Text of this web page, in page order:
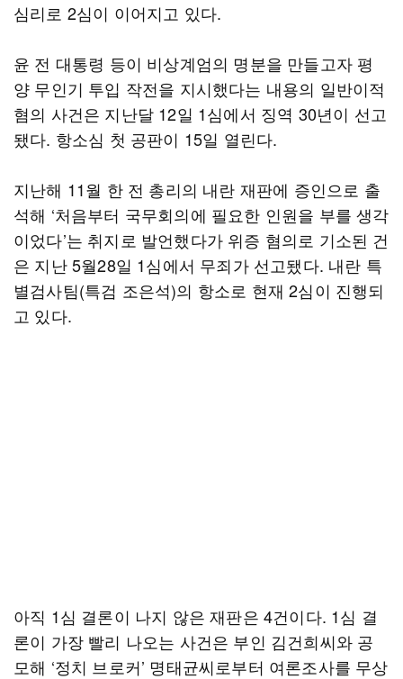
심리로 2심이 이어지고 있다.
윤 전 대통령 등이 비상계엄의 명분을 만들고자 평
양 무인기 투입 작전을 지시했다는 내용의 일반이적
혐의 사건은 지난달 12일 1심에서 징역 30년이 선고
됐다. 항소심 첫 공판이 15일 열린다.
지난해 11월 한 전 총리의 내란 재판에 증인으로 출
석해 ‘처음부터 국무회의에 필요한 인원을 부를 생각
이었다’는 취지로 발언했다가 위증 혐의로 기소된 건
은 지난 5월28일 1심에서 무죄가 선고됐다. 내란 특
별검사팀(특검 조은석)의 항소로 현재 2심이 진행되
고 있다.
아직 1심 결론이 나지 않은 재판은 4건이다. 1심 결
론이 가장 빨리 나오는 사건은 부인 김건희씨와 공
모해 ‘정치 브로커’ 명태균씨로부터 여론조사를 무상